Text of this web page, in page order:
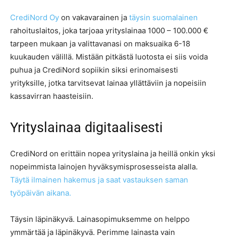
CrediNord Oy on vakavarainen ja täysin suomalainen
rahoituslaitos, joka tarjoaa yrityslainaa 1000 – 100.000 €
tarpeen mukaan ja valittavanasi on maksuaika 6-18
kuukauden välillä. Mistään pitkästä luotosta ei siis voida
puhua ja CrediNord sopiikin siksi erinomaisesti
yrityksille, jotka tarvitsevat lainaa yllättäviin ja nopeisiin
kassavirran haasteisiin.
Yrityslainaa digitaalisesti
CrediNord on erittäin nopea yrityslaina ja heillä onkin yksi
nopeimmista lainojen hyväksymisprosesseista alalla.
Täytä ilmainen hakemus ja saat vastauksen saman
työpäivän aikana.
Täysin läpinäkyvä. Lainasopimuksemme on helppo
ymmärtää ja läpinäkyvä. Perimme lainasta vain